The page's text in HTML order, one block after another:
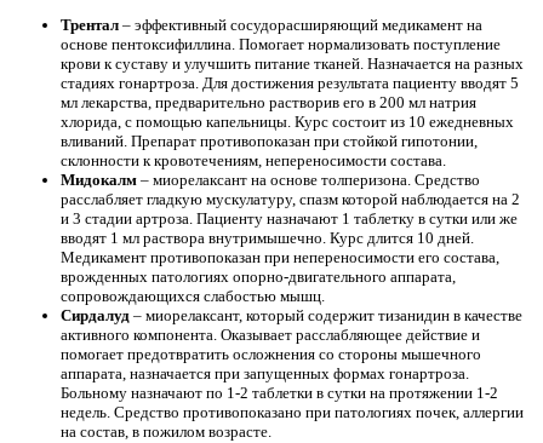
Трентал – эффективный сосудорасширяющий медикамент на
основе пентоксифиллина. Помогает нормализовать поступление
крови к суставу и улучшить питание тканей. Назначается на разных
стадиях гонартроза. Для достижения результата пациенту вводят 5
мл лекарства, предварительно растворив его в 200 мл натрия
хлорида, с помощью капельницы. Курс состоит из 10 ежедневных
вливаний. Препарат противопоказан при стойкой гипотонии,
склонности к кровотечениям, непереносимости состава.
Мидокалм – миорелаксант на основе толперизона. Средство
расслабляет гладкую мускулатуру, спазм которой наблюдается на 2
и 3 стадии артроза. Пациенту назначают 1 таблетку в сутки или же
вводят 1 мл раствора внутримышечно. Курс длится 10 дней.
Медикамент противопоказан при непереносимости его состава,
врожденных патологиях опорно-двигательного аппарата,
сопровождающихся слабостью мышц.
Сирдалуд – миорелаксант, который содержит тизанидин в качестве
активного компонента. Оказывает расслабляющее действие и
помогает предотвратить осложнения со стороны мышечного
аппарата, назначается при запущенных формах гонартроза.
Больному назначают по 1-2 таблетки в сутки на протяжении 1-2
недель. Средство противопоказано при патологиях почек, аллергии
на состав, в пожилом возрасте.